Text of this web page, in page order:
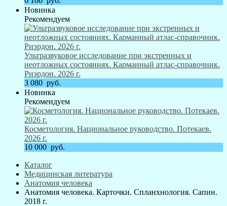
Новинка
Рекомендуем
Ультразвуковое исследование при экстренных и
неотложных состояниях. Карманный атлас-справочник.
Риэрдон. 2026 г.
3 080 руб.
Новинка
Рекомендуем
Косметология. Национальное руководство. Потекаев.
2026 г.
10 000 руб.
Каталог
Медицинская литература
Анатомия человека
Анатомия человека. Карточки. Спланхнология. Сапин.
2018 г.